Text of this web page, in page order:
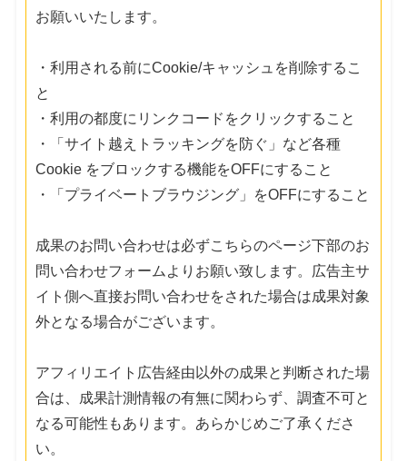
お願いいたします。
・利用される前にCookie/キャッシュを削除するこ
と
・利用の都度にリンクコードをクリックすること
・「サイト越えトラッキングを防ぐ」など各種
Cookie をブロックする機能をOFFにすること
・「プライベートブラウジング」をOFFにすること
成果のお問い合わせは必ずこちらのページ下部のお
問い合わせフォームよりお願い致します。広告主サ
イト側へ直接お問い合わせをされた場合は成果対象
外となる場合がございます。
アフィリエイト広告経由以外の成果と判断された場
合は、成果計測情報の有無に関わらず、調査不可と
なる可能性もあります。あらかじめご了承くださ
い。